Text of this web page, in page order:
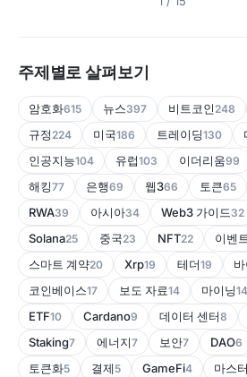
주제별로 살펴보기
암호화615 뉴스397 비트코인 248
규정 224 미국186 트레이딩130
인공지능104 유럽103 이더리움99
해킹77 은행69 웹366 토큰65
RWA39 아시아34 Web3 가이드 32
Solana25 중국23 NFT22 이벤트
스마트 계약20 Xrp19 테더19
코인베이스17 보도 자료14 마이닝14
ETF10 Cardano9 데이터 센터8
Staking7 에너지7 보안7 DAO6
토큰화5 결제 5 GameFi4 마스